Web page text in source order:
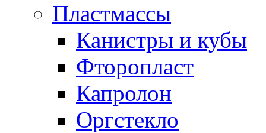
Пластмассы
Канистры и кубы
Фторопласт
Капролон
Оргстекло